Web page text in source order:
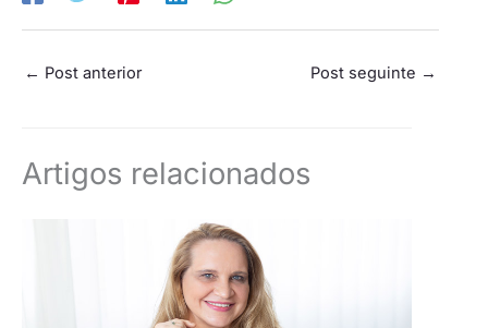
← Post anterior Post seguinte →
Artigos relacionados